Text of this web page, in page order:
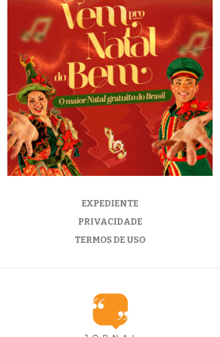
EXPEDIENTE
PRIVACIDADE
TERMOS DE USO